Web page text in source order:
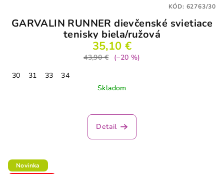
GARVALIN RUNNER dievčenské svietiace
tenisky biela/ružová
35,10 €
43,90 €
(–20 %)
30
31 33
34
Skladom
Detail
KÓD: 62763/30
Novinka